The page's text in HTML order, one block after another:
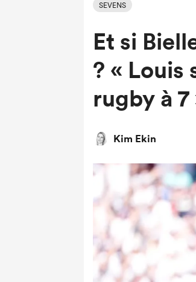
SEVENS
Et si
? « Louis
rugby à 7
Kim Ekin